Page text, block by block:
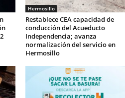
Hermosillo
Restablece CEA capacidad de
conducción del Acueducto
Independencia; avanza
normalización del servicio en
Hermosillo